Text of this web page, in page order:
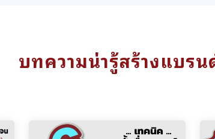
บทความน่ารู้สร้างแบร